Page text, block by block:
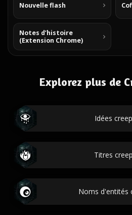
Nouvelle flash
Notes d’histoire
(Extension Chrome)
Explorez plus de
Idées
Titres
Noms d'entités